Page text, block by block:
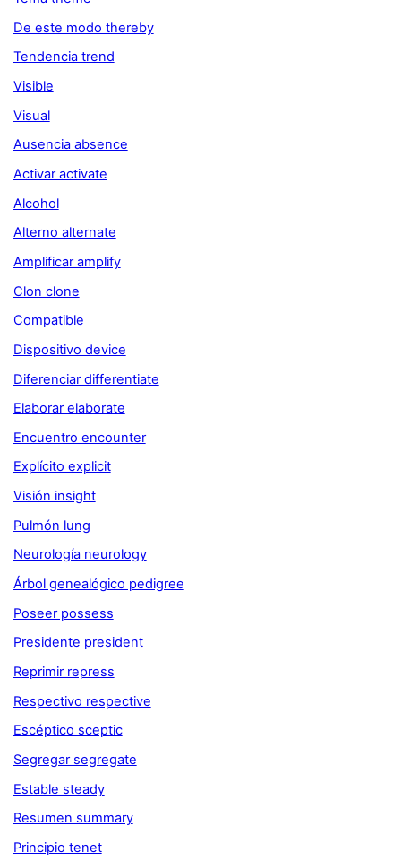
De este modo thereby
Tendencia trend
Visible
Visual
Ausencia absence
Activar activate
Alcohol
Alterno alternate
Amplificar amplify
Clon clone
Compatible
Dispositivo device
Diferenciar differentiate
Elaborar elaborate
Encuentro encounter
Explícito explicit
Visión insight
Pulmón lung
Neurología neurology
Árbol genealógico pedigree
Poseer possess
Presidente president
Reprimir repress
Respectivo respective
Escéptico sceptic
Segregar segregate
Estable steady
Resumen summary
Principio tenet